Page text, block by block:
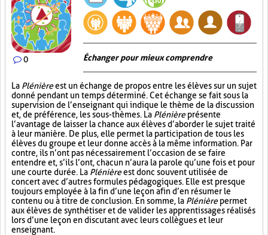
0 Échanger pour mieux comprendre
La Plénièreest un échange de propos entre les élèves sur un sujet
donné pendant un temps déterminé. Cet échange se fait sous la
supervision de l’enseignant qui indique le thème de la discussion
et, de préférence, les sous-thèmes. La Plénièreprésente
l’avantage de laisser la chance aux élèves d’aborder le sujet traité
à leur manière. De plus, elle permet la participation de tous les
élèves du groupe et leur donne accès à la même information. Par
contre, ils n’ont pas nécessairement l’occasion de se faire
entendre et, s’ils l’ont, chacun n’aura la parole qu’une fois et pour
une courte durée. La Plénièreest donc souvent utilisée de
concert avec d’autres formules pédagogiques. Elle est presque
toujours employée à la fin d’une leçon afin d’en résumer le
contenu ou à titre de conclusion. En somme, la Plénièrepermet
aux élèves de synthétiser et de valider les apprentissages réalisés
lors d’une leçon en discutant avec leurs collègues et leur
enseignant.